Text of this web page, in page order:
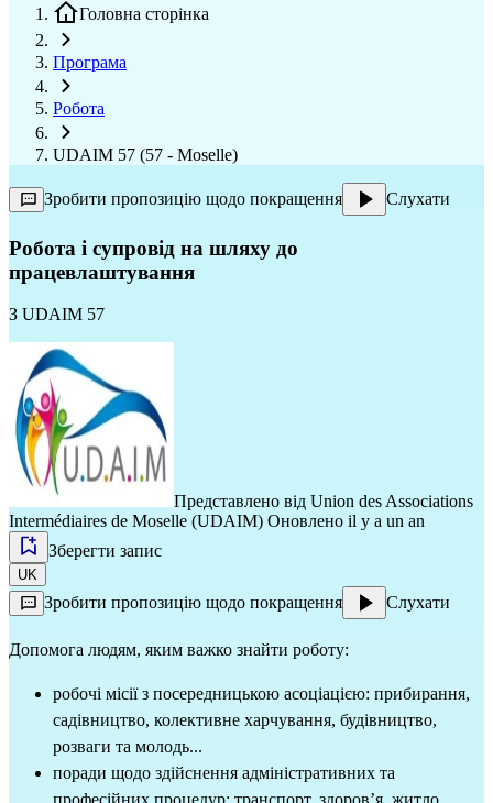
Головна сторінка
Програма
Робота
UDAIM 57 (57 - Moselle)
Зробити пропозицію щодо покращення Слухати
Робота і супровід на шляху до
працевлаштування
З UDAIM 57
Представлено від Union des Associations
Intermédiaires de Moselle (UDAIM) Оновлено il y a un an
Зберегти запис
UK
Зробити пропозицію щодо покращення Слухати
Допомога людям, яким важко знайти роботу:
робочі місії з посередницькою асоціацією: прибирання,
садівництво, колективне харчування, будівництво,
розваги та молодь...
поради щодо здійснення адміністративних та